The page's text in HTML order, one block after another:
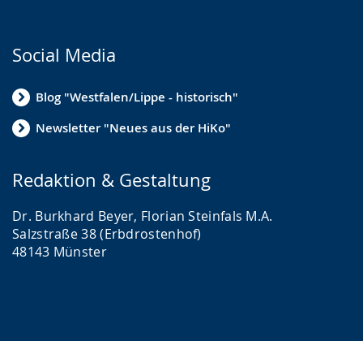
Social Media
Blog "Westfalen/Lippe - historisch"
Newsletter "Neues aus der HiKo"
Redaktion & Gestaltung
Dr. Burkhard Beyer, Florian Steinfals M.A.
Salzstraße 38 (Erbdrostenhof)
48143 Münster